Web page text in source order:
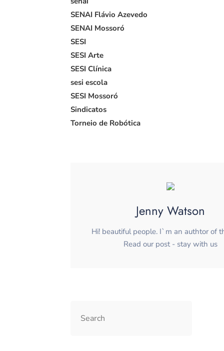
SENAI Flávio Azevedo
SENAI Mossoró
SESI
SESI Arte
SESI Clínica
sesi escola
SESI Mossoró
Sindicatos
Torneio de Robótica
Jenny Watson
Hi! beautiful people. I`m an authtor of
Read our post - stay with us